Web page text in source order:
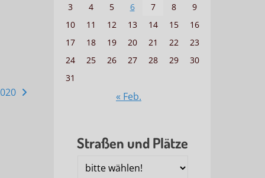
3
4 5 6 7 8
9
10
11 12 13 14 15
16
17
18 19 20 21 22
23
24
25 26 27 28 29
30
31
« Feb.
Straßen und Plätze
Straßen